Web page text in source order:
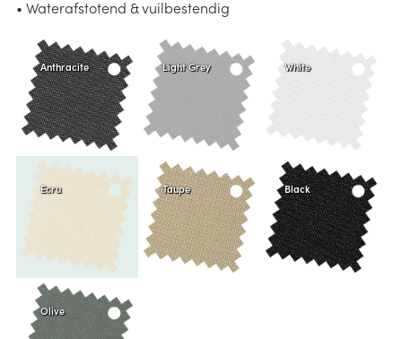
• Waterafstotend & vuilbestendig
Anthracite Light Grey White
Ecru Taupe Black
Olive